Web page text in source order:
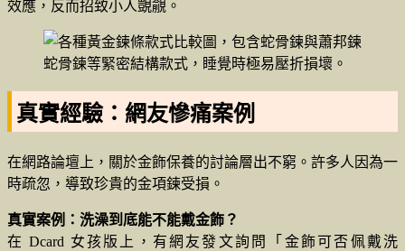
效應，反而招致小人覬覦。
蛇骨鍊等緊密結構款式，睡覺時極易壓折損壞。
真實經驗：網友慘痛案例
在網路論壇上，關於金飾保養的討論層出不窮。許多人因為一
時疏忽，導致珍貴的金項鍊受損。
真實案例：洗澡到底能不能戴金飾？
在 Dcard 女孩版上，有網友發文詢問「金飾可否佩戴洗